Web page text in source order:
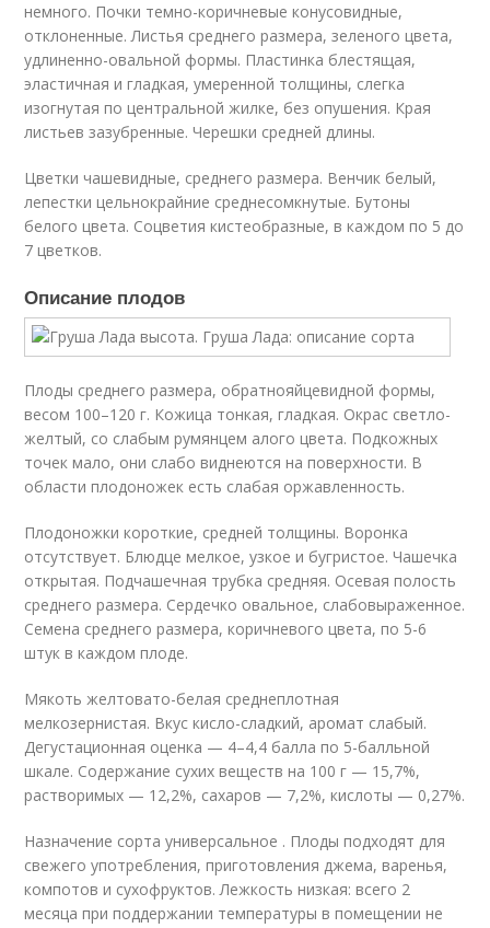
немного. Почки темно-коричневые конусовидные,
отклоненные. Листья среднего размера, зеленого цвета,
удлиненно-овальной формы. Пластинка блестящая,
эластичная и гладкая, умеренной толщины, слегка
изогнутая по центральной жилке, без опушения. Края
листьев зазубренные. Черешки средней длины.
Цветки чашевидные, среднего размера. Венчик белый,
лепестки цельнокрайние среднесомкнутые. Бутоны
белого цвета. Соцветия кистеобразные, в каждом по 5 до
7 цветков.
Описание плодов
Плоды среднего размера, обратнояйцевидной формы,
весом 100–120 г. Кожица тонкая, гладкая. Окрас светло-
желтый, со слабым румянцем алого цвета. Подкожных
точек мало, они слабо виднеются на поверхности. В
области плодоножек есть слабая оржавленность.
Плодоножки короткие, средней толщины. Воронка
отсутствует. Блюдце мелкое, узкое и бугристое. Чашечка
открытая. Подчашечная трубка средняя. Осевая полость
среднего размера. Сердечко овальное, слабовыраженное.
Семена среднего размера, коричневого цвета, по 5-6
штук в каждом плоде.
Мякоть желтовато-белая среднеплотная
мелкозернистая. Вкус кисло-сладкий, аромат слабый.
Дегустационная оценка — 4–4,4 балла по 5-балльной
шкале. Содержание сухих веществ на 100 г — 15,7%,
растворимых — 12,2%, сахаров — 7,2%, кислоты — 0,27%.
Назначение сорта универсальное . Плоды подходят для
свежего употребления, приготовления джема, варенья,
компотов и сухофруктов. Лежкость низкая: всего 2
месяца при поддержании температуры в помещении не